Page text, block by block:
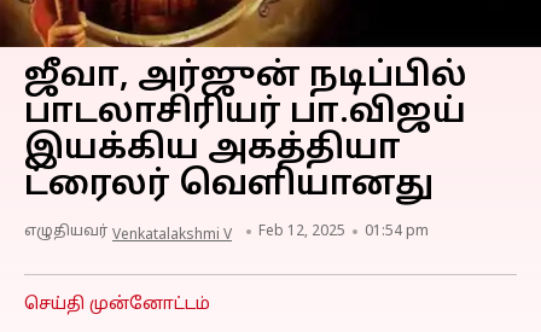
ஜீவா, அர்ஜுன் நடிப்பில்
பாடலாசிரியர் பா.விஜய்
இயக்கிய அகத்தியா
ட்ரைலர் வெளியானது
எழுதியவர் Venkatalakshmi V Feb 12, 2025 01:54 pm
செய்தி முன்னோட்டம்